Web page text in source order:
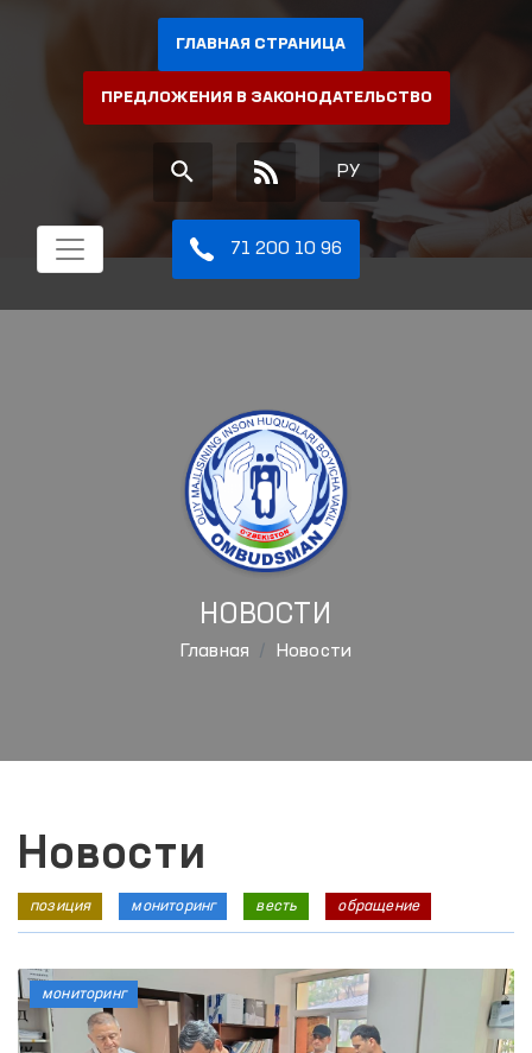
ГЛАВНАЯ СТРАНИЦА
ПРЕДЛОЖЕНИЯ В ЗАКОНОДАТЕЛЬСТВО
РУ
71 200 10 96
НОВОСТИ
Главная Новости
Новости
позиция мониторинг весть обращение
мониторинг